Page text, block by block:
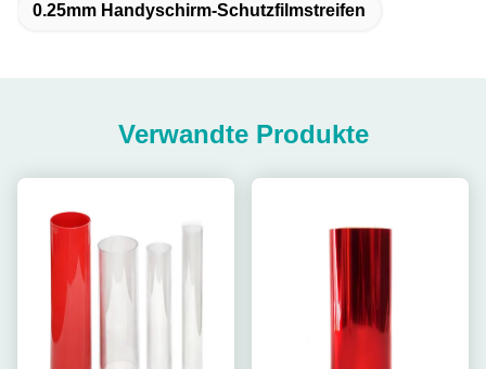
0.25mm Handyschirm-Schutzfilmstreifen
Verwandte Produkte